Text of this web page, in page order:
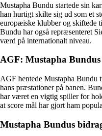
Mustapha Bundu startede sin
han hurtigt skilte sig ud som et
europæiske klubber og skiftede
Bundu har også repræsenteret
værd på internationalt niveau.
AGF: Mustapha
AGF hentede Mustapha Bundu
hans præstationer på banen.
har været en vigtig spiller for
at score mål har gjort ham
Mustapha Bundus